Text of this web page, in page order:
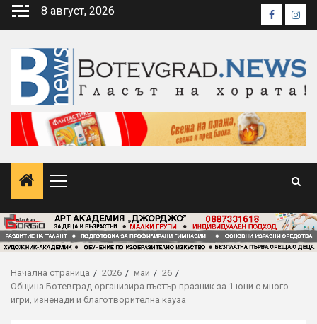
Skip
8 август, 2026 Facebook
Primary
Начална страница 2026 май
26
Община Ботевград организира пъстър празник за 1 юни с много
игри, изненади и благотворителна кауза